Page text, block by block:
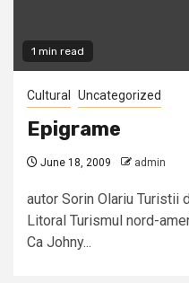
1 min read
Cultural Uncategorized
Epigrame
June 18, 2009 admin
autor Sorin Olariu Turistii
Litoral Turismul nord-
Ca Johny...